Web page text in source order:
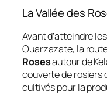
La Vallée des
Avant d’atteindre
Ouarzazate, la
Rosesautour de
couverte de rosiers
cultivés pour la